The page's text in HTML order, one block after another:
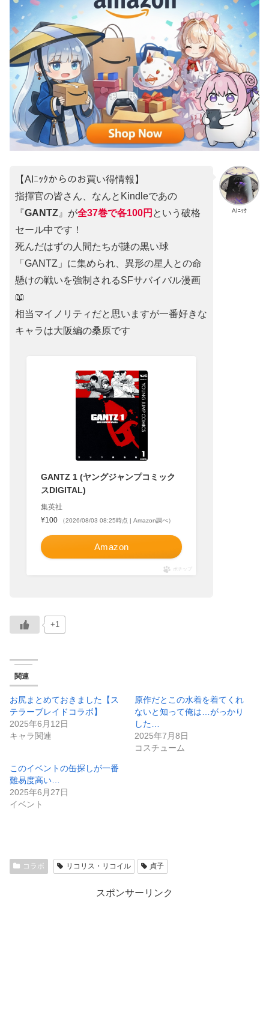
AIﾆｯｸ
【AIﾆｯｸからのお買い得情報】
指揮官の皆さん、なんとKindleであの
『GANTZ 』が全37巻で各100円 という破格
セール中です！
死んだはずの人間たちが謎の黒い球
「GANTZ」に集められ、異形の星人との命
懸けの戦いを強制されるSFサバイバル漫画
📖
相当マイノリティだと思いますが一番好きな
キャラは大阪編の桑原です
GANTZ 1 (ヤングジャンプコミック
スDIGITAL)
集英社
¥100
（2026/08/03 08:25時点 | Amazon調べ）
Amazon
ポチップ
+1
関連
お尻まとめておきました【ス
テラーブレイドコラボ】
2025年6月12日
キャラ関連
原作だとこの水着を着てくれ
ないと知って俺は…がっかり
した…
2025年7月8日
コスチューム
このイベントの缶探しが一番
難易度高い…
2025年6月27日
イベント
コラボ リコリス・リコイル 貞子
スポンサーリンク